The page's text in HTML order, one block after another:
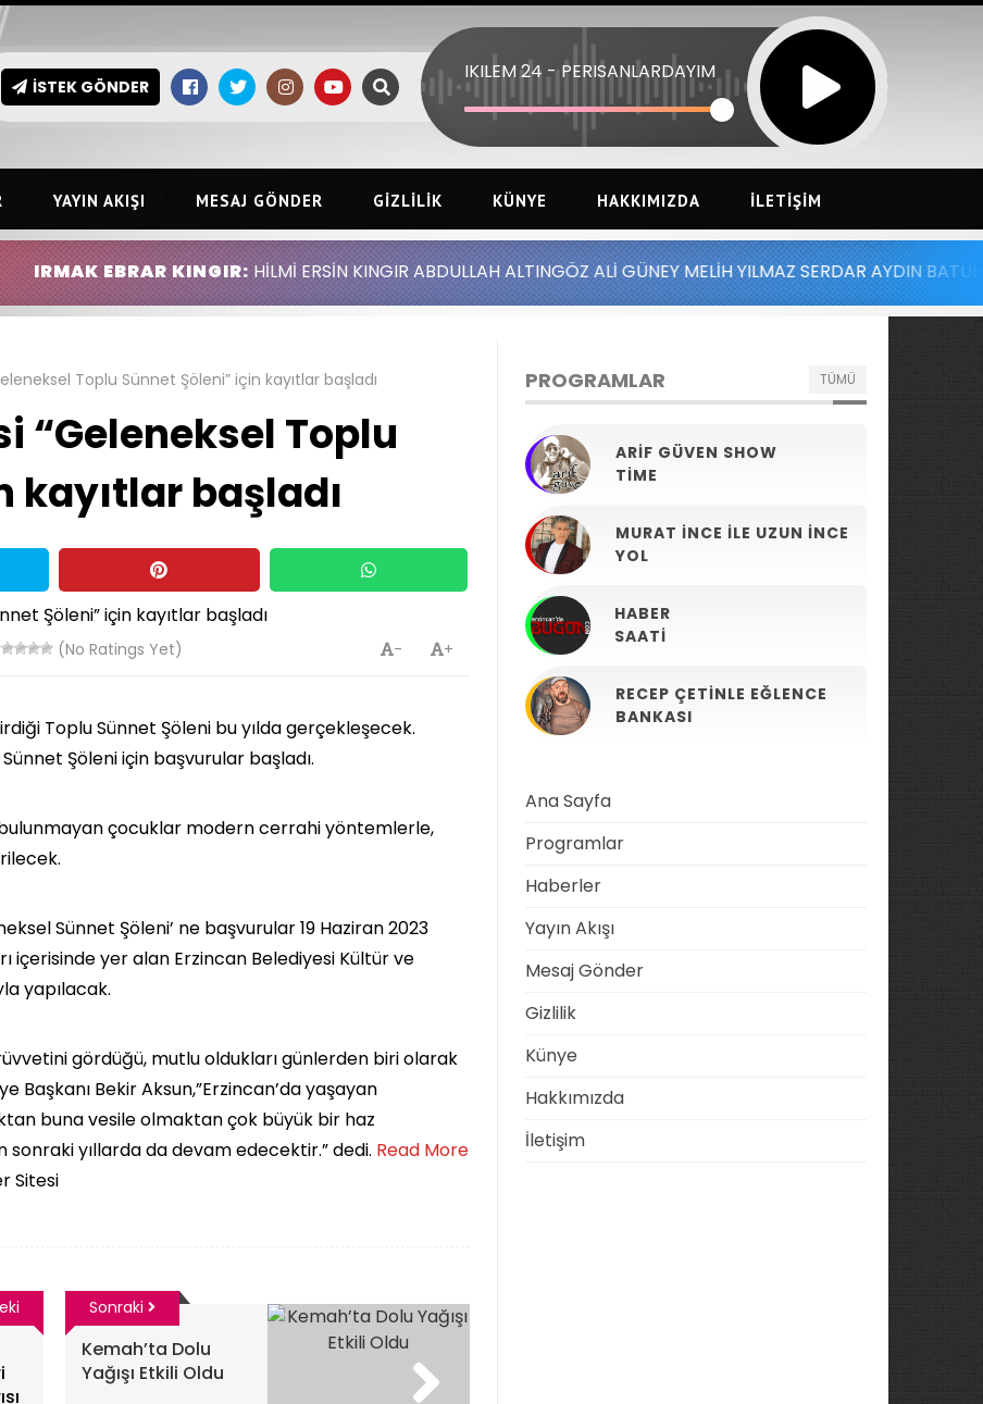
İSTEK GÖNDER
IKILEM 24 - PERISANLARDAYIM
YAYIN AKIŞI MESAJ GÖNDER GIZLILIK KÜNYE HAKKIMIZDA İLETIŞIM
KINGIR:HİLMİ ERSİN KINGIR ABDULLAH ALTINGÖZ ALİ GÜNEY MELİH YILMAZ SERDAR AYDIN BATUHAN ALTINTAŞ
Toplu Sünnet Şöleni” için kayıtlar başladı
“Geleneksel Toplu
kayıtlar başladı
(No Ratings Yet) +
-
Toplu Sünnet Şöleni bu yılda gerçekleşecek.
Şöleni için başvurular başladı.
çocuklar modern cerrahi yöntemlerle,
Sünnet Şöleni’ ne başvurular 19 Haziran 2023
içerisinde yer alan Erzincan Belediyesi Kültür ve
yapılacak.
gördüğü, mutlu oldukları günlerden biri olarak
Başkanı Bekir Aksun,”Erzincan’da yaşayan
buna vesile olmaktan çok büyük bir haz
yıllarda da devam edecektir.” dedi. Read More
Sitesi
Kemah’ta Dolu
Yağışı Etkili Oldu
Sonraki
PROGRAMLAR TÜMÜ
ARIF GÜVEN SHOW
TIME
MURAT İNCE ILE UZUN İNCE
YOL
HABER
SAATI
RECEP ÇETINLE EĞLENCE
BANKASI
Ana Sayfa
Programlar
Haberler
Yayın Akışı
Mesaj Gönder
Gizlilik
Künye
Hakkımızda
İletişim